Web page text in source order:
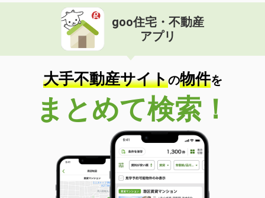
goo住宅・不動産
アプリ
大手不動産サイトの物件を
まとめて検索！